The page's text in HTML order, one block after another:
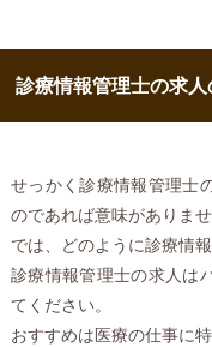
診療情報管理士の求人
せっかく診療情報管理士
のであれば意味がありませ
では、どのように診療情
診療情報管理士の求人は
てください。
おすすめは医療の仕事に